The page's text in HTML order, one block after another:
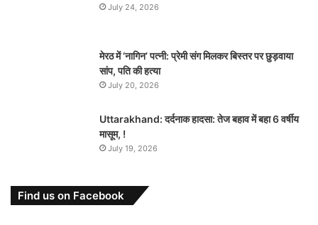
July 24, 2026
मेरठ में ‘नागिन’ पत्नी: प्रेमी संग मिलकर बिस्तर पर छुड़वाया
सांप, पति की हत्या
July 20, 2026
Uttarakhand: दर्दनाक हादसा: तेज बहाव में बहा 6 वर्षीय
मासूम, !
July 19, 2026
Find us on Facebook